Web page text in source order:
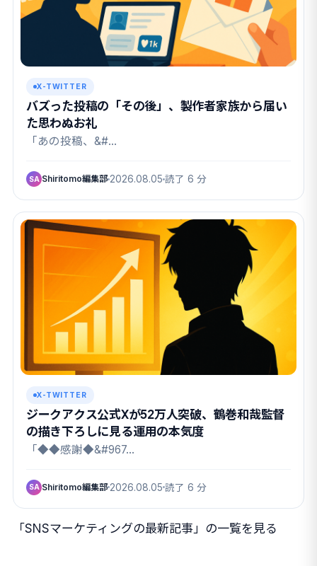
X-TWITTER
バズった投稿の「その後」、製作者家族から届い
た思わぬお礼
「あの投稿、&#…
SA Shiritomo編集部 2026.08.05 読了 6 分
X-TWITTER
ジークアクス公式Xが52万人突破、鶴巻和哉監督
の描き下ろしに見る運用の本気度
「◆◆感謝◆&#967…
SA Shiritomo編集部 2026.08.05 読了 6 分
「SNSマーケティングの最新記事」の一覧を見る